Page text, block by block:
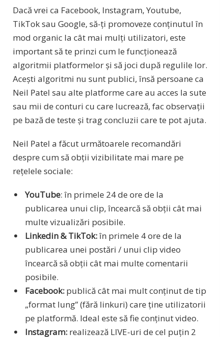
Dacă vrei ca Facebook, Instagram, Youtube,
TikTok sau Google, să-ți promoveze conținutul în
mod organic la cât mai mulți utilizatori, este
important să te prinzi cum le funcționează
algoritmii platformelor și să joci după regulile lor.
Acești algoritmi nu sunt publici, însă persoane ca
Neil Patel sau alte platforme care au acces la sute
sau mii de conturi cu care lucrează, fac observații
pe bază de teste și trag concluzii care te pot ajuta.
Neil Patel a făcut următoarele recomandări
despre cum să obții vizibilitate mai mare pe
rețelele sociale:
YouTube: în primele 24 de ore de la
publicarea unui clip, încearcă să obții cât mai
multe vizualizări posibile.
Linkedin & TikTok:în primele 4 ore de la
publicarea unei postări / unui clip video
încearcă să obții cât mai multe comentarii
posibile.
Facebook:publică cât mai mult conținut de tip
„format lung” (fără linkuri) care ține utilizatorii
pe platformă. Ideal este să fie conținut video.
Instagram:realizează LIVE-uri de cel puțin 2